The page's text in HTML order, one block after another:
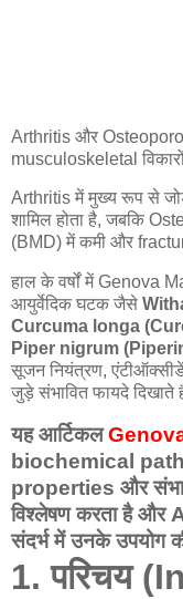
Arthritis और
musculoskeletal
Arthritis में मुख्य रूप से
शामिल होता है, जबकि
(BMD) में कमी और
हाल के वर्षों मेंGenova
आयुर्वेदिक घटक जैसे
Curcuma longa
Piper nigrum
सूजन नियंत्रण,
जुड़े संभावित फायदे दिखाते
यह आर्टिकल
biochemical
properties और
विश्लेषण करता है
संदर्भ में उनके उपयोग
1. परिचय